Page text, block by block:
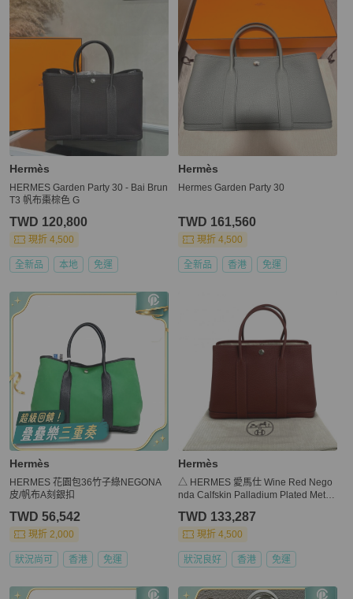
Hermès
HERMES Garden Party 30 - Bai Brun
T3 帆布棗棕色 G
TWD 120,800
現折 4,500
全新品 本地 免運
Hermès
Hermes Garden Party 30
TWD 161,560
現折 4,500
全新品 香港 免運
Hermès
HERMES 花園包36竹子綠NEGONA
皮/帆布A刻銀扣
TWD 56,542
現折 2,000
狀況尚可 香港 免運
Hermès
△ HERMES 愛馬仕 Wine Red Nego
nda Calfskin Palladium Plated Metal
酒紅色粒紋小牛皮鍍鈀金屬W刻手挽
袋-267013576
TWD 133,287
現折 4,500
狀況良好 香港 免運